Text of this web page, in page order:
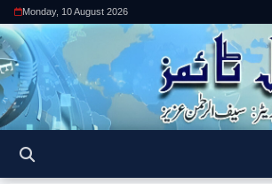
Monday, 10 August 2026